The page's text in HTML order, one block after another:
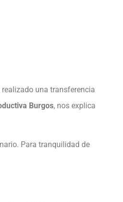
una transferencia
Burgos, nos explica
Para tranquilidad de